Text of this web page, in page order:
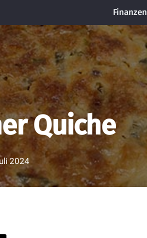
Finanzen
Quiche
2024